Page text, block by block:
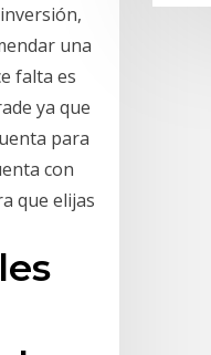
una
falta es
ya que
para
con
que elijas